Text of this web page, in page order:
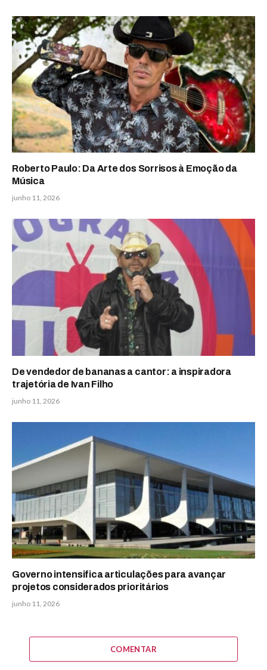
Roberto Paulo: Da Arte dos Sorrisos à Emoção da
Música
junho 11, 2026
De vendedor de bananas a cantor: a inspiradora
trajetória de Ivan Filho
junho 11, 2026
Governo intensifica articulações para avançar
projetos considerados prioritários
junho 11, 2026
COMENTAR